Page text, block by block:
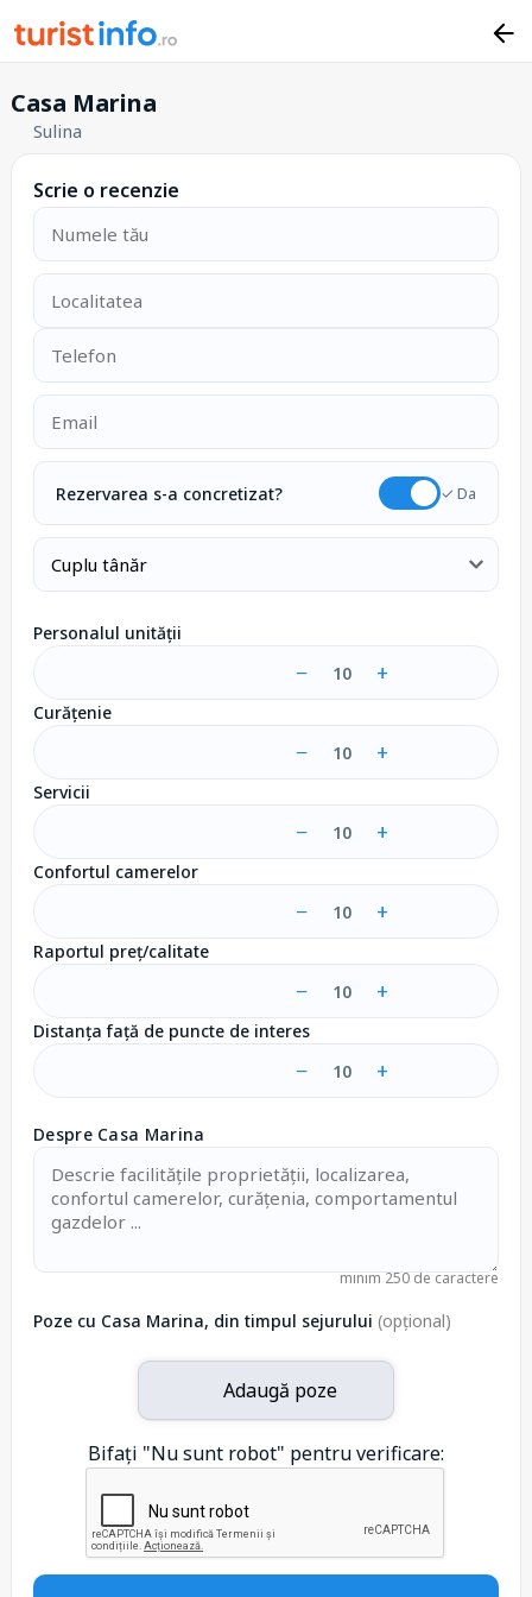
Casa Marina
Sulina
Scrie o recenzie
Rezervarea s-a concretizat? ✓ Da
Personalul unității
− 10 +
Curățenie
− 10 +
Servicii
− 10 +
Confortul camerelor
− 10 +
Raportul preț/calitate
− 10 +
Distanța față de puncte de interes
− 10 +
Despre Casa Marina
minim 250 de caractere
Poze cu Casa Marina, din timpul sejurului (opțional)
Adaugă poze
Bifați "Nu sunt robot" pentru verificare: